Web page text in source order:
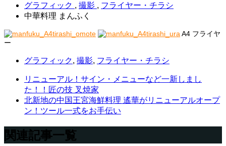
グラフィック , 撮影 , フライヤー・チラシ
中華料理 まんふく
A4 フライヤ
ー
グラフィック, 撮影, フライヤー・チラシ
リニューアル！サイン・メニューなど一新しまし
た！！匠の技 叉焼家
北新地の中国王宮海鮮料理 遙華がリニューアルオープ
ン！ツール一式をお手伝い
関連記事一覧